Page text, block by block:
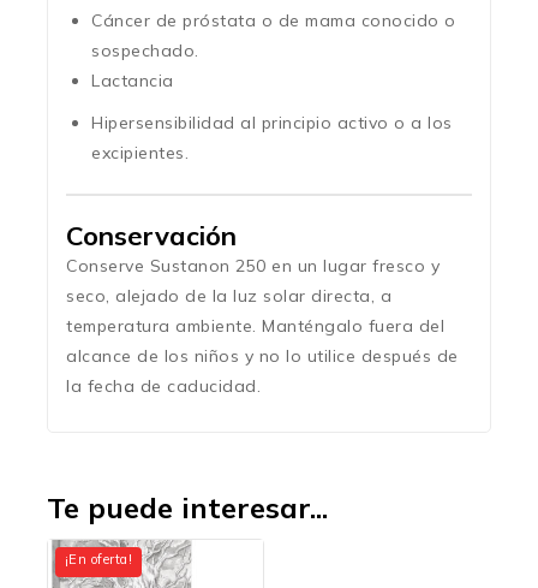
Cáncer de próstata o de mama conocido o
sospechado.
Lactancia
Hipersensibilidad al principio activo o a los
excipientes.
Conservación
Conserve Sustanon 250 en un lugar fresco y
seco, alejado de la luz solar directa, a
temperatura ambiente. Manténgalo fuera del
alcance de los niños y no lo utilice después de
la fecha de caducidad.
Te puede interesar...
¡En oferta!